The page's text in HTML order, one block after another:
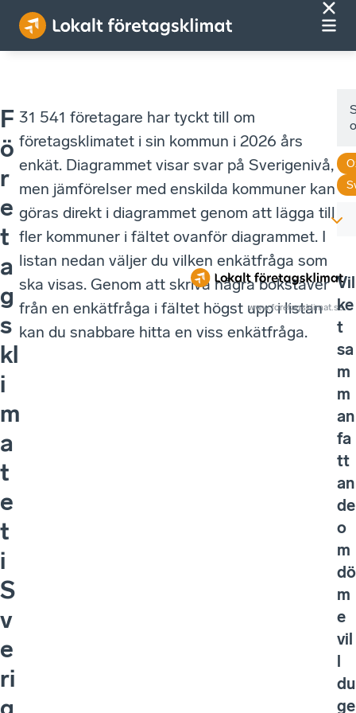
F
ö
r
e
t
a
g
s
kl
i
m
a
t
e
t
i
S
v
e
ri
31 541 företagare har tyckt till om
företagsklimatet i sin kommun i 2026 års
enkät. Diagrammet visar svar på Sverigenivå,
men jämförelser med enskilda kommuner kan
göras direkt i diagrammet genom att lägga till
fler kommuner i fältet ovanför diagrammet. I
listan nedan väljer du vilken enkätfråga som
ska visas. Genom att skriva några bokstäver
från en enkätfråga i fältet högst upp i listan
kan du snabbare hitta en viss enkätfråga.
www.foretagsklimat.se
Vil
ke
t
sa
m
m
an
fa
tt
an
de
o
m
dö
m
e
vil
l
du
ge